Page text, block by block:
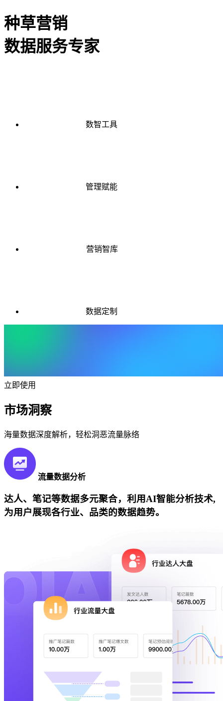
种草营销
数据服务专家
数智工具
管理赋能
营销智库
数据定制
立即使用
市场洞察
海量数据深度解析，轻松洞恶流量脉络
流量数据分析
达人、笔记等数据多元聚合，利用AI智能分析技术,
为用户展现各行业、品类的数据趋势。